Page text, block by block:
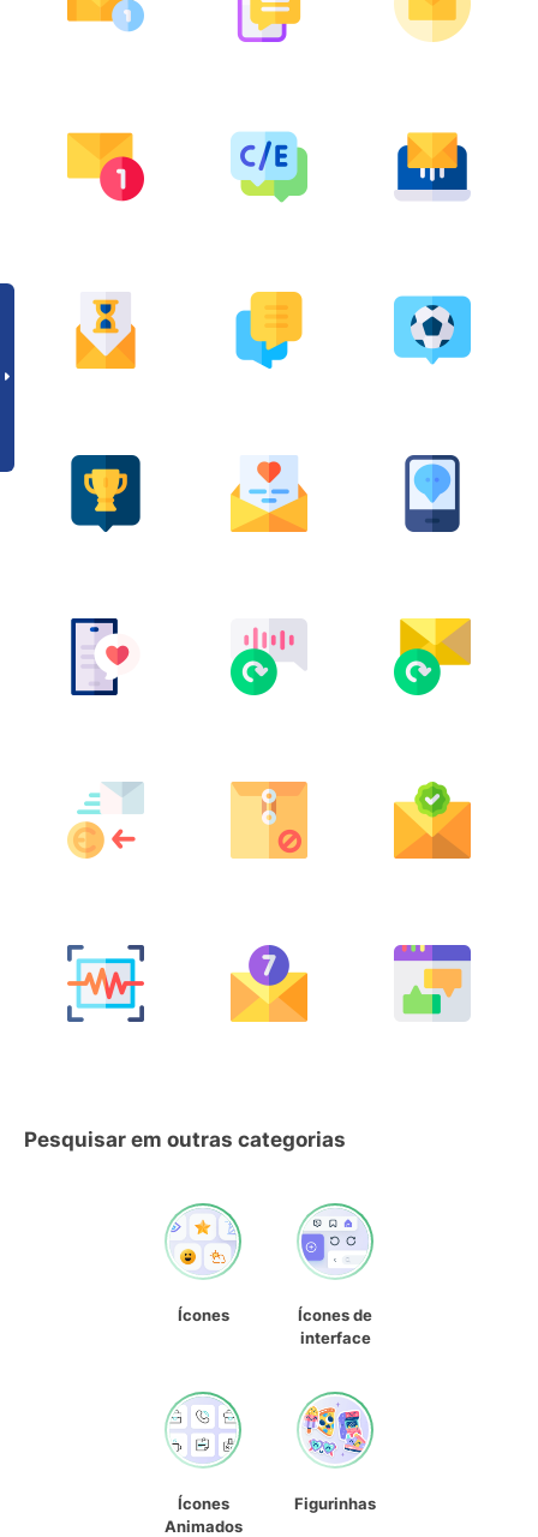
Pesquisar em outras categorias
Ícones
Ícones de
interface
Ícones
Animados
Figurinhas